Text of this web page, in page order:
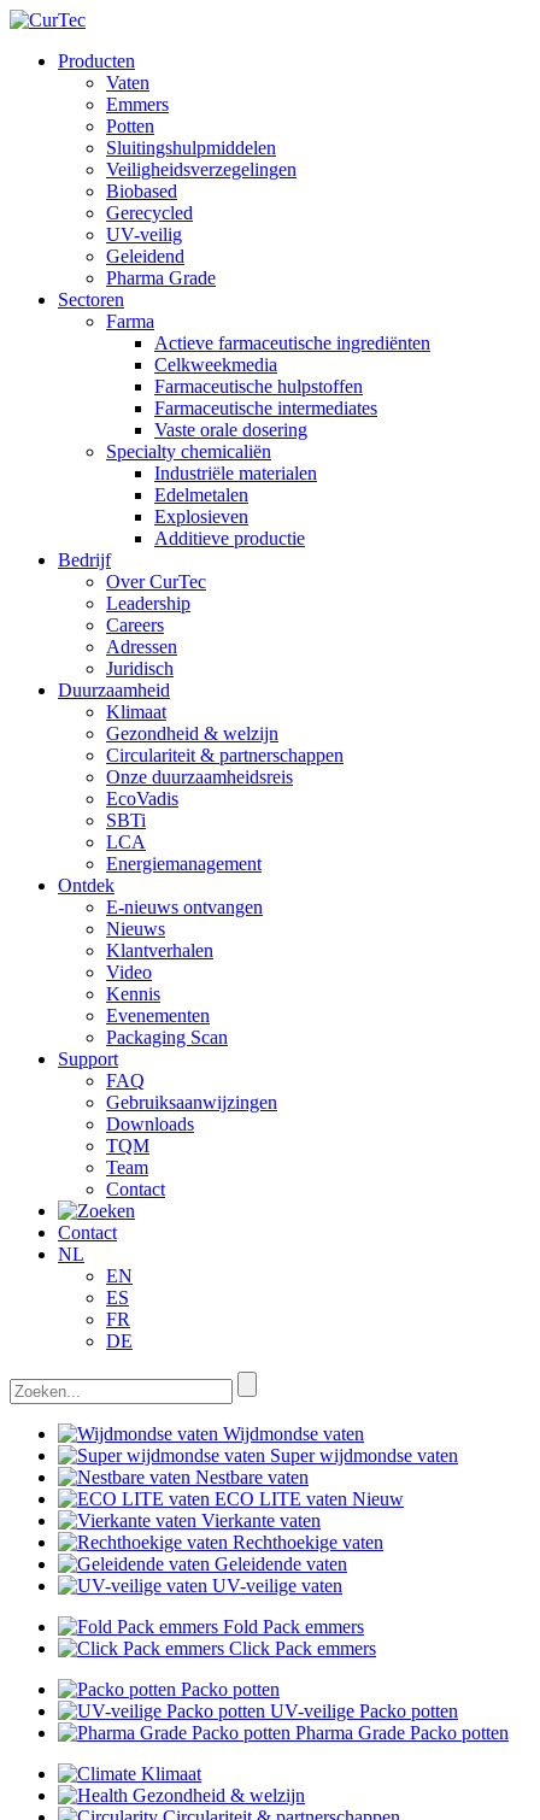
Producten
Vaten
Emmers
Potten
Sluitingshulpmiddelen
Veiligheidsverzegelingen
Biobased
Gerecycled
UV-veilig
Geleidend
Pharma Grade
Sectoren
Farma
Actieve farmaceutische ingrediënten
Celkweekmedia
Farmaceutische hulpstoffen
Farmaceutische intermediates
Vaste orale dosering
Specialty chemicaliën
Industriële materialen
Edelmetalen
Explosieven
Additieve productie
Bedrijf
Over CurTec
Leadership
Careers
Adressen
Juridisch
Duurzaamheid
Klimaat
Gezondheid & welzijn
Circulariteit & partnerschappen
Onze duurzaamheidsreis
EcoVadis
SBTi
LCA
Energiemanagement
Ontdek
E-nieuws ontvangen
Nieuws
Klantverhalen
Video
Kennis
Evenementen
Packaging Scan
Support
FAQ
Gebruiksaanwijzingen
Downloads
TQM
Team
Contact
Contact
NL
EN
ES
FR
DE
Wijdmondse vaten
Super wijdmondse vaten
Nestbare vaten
ECO LITE vaten Nieuw
Vierkante vaten
Rechthoekige vaten
Geleidende vaten
UV-veilige vaten
Fold Pack emmers
Click Pack emmers
Packo potten
UV-veilige Packo potten
Pharma Grade Packo potten
Klimaat
Gezondheid & welzijn